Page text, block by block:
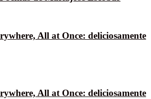
All at Once: deliciosamente
All at Once: deliciosamente